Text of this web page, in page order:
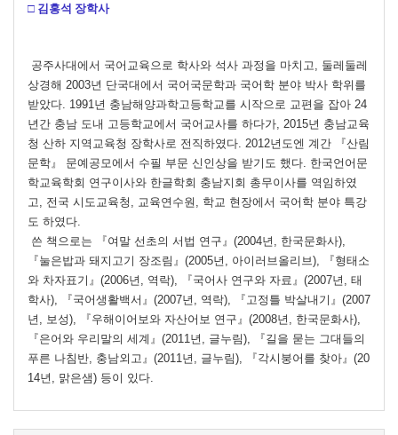
□ 김홍석 장학사
공주사대에서 국어교육으로 학사와 석사 과정을 마치고, 둘레둘레
상경해 2003년 단국대에서 국어국문학과 국어학 분야 박사 학위를
받았다. 1991년 충남해양과학고등학교를 시작으로 교편을 잡아 24
년간 충남 도내 고등학교에서 국어교사를 하다가, 2015년 충남교육
청 산하 지역교육청 장학사로 전직하였다. 2012년도엔 계간 『산림
문학』 문예공모에서 수필 부문 신인상을 받기도 했다. 한국언어문
학교육학회 연구이사와 한글학회 충남지회 총무이사를 역임하였
고, 전국 시도교육청, 교육연수원, 학교 현장에서 국어학 분야 특강
도 하였다.
쓴 책으로는 『여말 선초의 서법 연구』(2004년, 한국문화사),
『눌은밥과 돼지고기 장조림』(2005년, 아이러브올리브), 『형태소
와 차자표기』(2006년, 역락), 『국어사 연구와 자료』(2007년, 태
학사), 『국어생활백서』(2007년, 역락), 『고정틀 박살내기』(2007
년, 보성), 『우해이어보와 자산어보 연구』(2008년, 한국문화사),
『은어와 우리말의 세계』(2011년, 글누림), 『길을 묻는 그대들의
푸른 나침반, 충남외고』(2011년, 글누림), 『각시붕어를 찾아』(20
14년, 맑은샘) 등이 있다.